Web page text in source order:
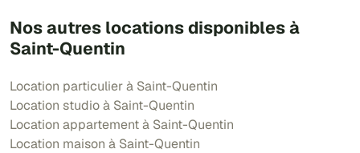
Nos autres locations disponibles à
Saint-Quentin
Location particulier à Saint-Quentin
Location studio à Saint-Quentin
Location appartement à Saint-Quentin
Location maison à Saint-Quentin